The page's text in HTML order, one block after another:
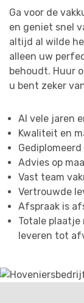
Ga voor de
en geniet snel
altijd al wilde
alleen uw
behoudt. Huur
u bent zeker
Al vele jaren
Kwaliteit en
Advies op
Vast team
Vertrouwde
Afspraak is
Totale
leveren tot